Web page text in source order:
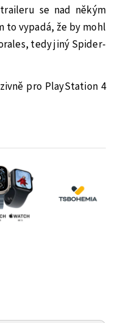
se nad někým
to vypadá, že by mohl
tedy jiný Spider-
pro PlayStation 4